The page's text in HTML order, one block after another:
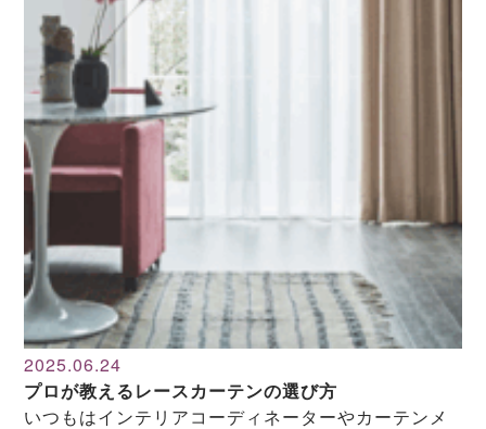
2025.06.24
プロが教えるレースカーテンの選び方
いつもはインテリアコーディネーターやカーテンメ